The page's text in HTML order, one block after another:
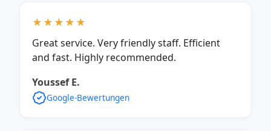
★★★★★
Great service. Very friendly staff. Efficient
and fast. Highly recommended.
Youssef E.
Google-Bewertungen